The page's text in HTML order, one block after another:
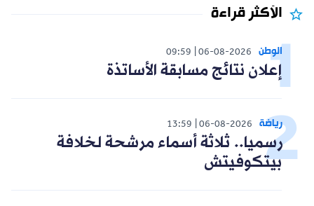
الأكثر قراءة
الوطن 06-08-2026
09:59
إعلان نتائج مسابقة الأساتذة
رياضة 06-08-2026
13:59
رسميا.. ثلاثة أسماء مرشحة لخلافة
بيتكوفيتش